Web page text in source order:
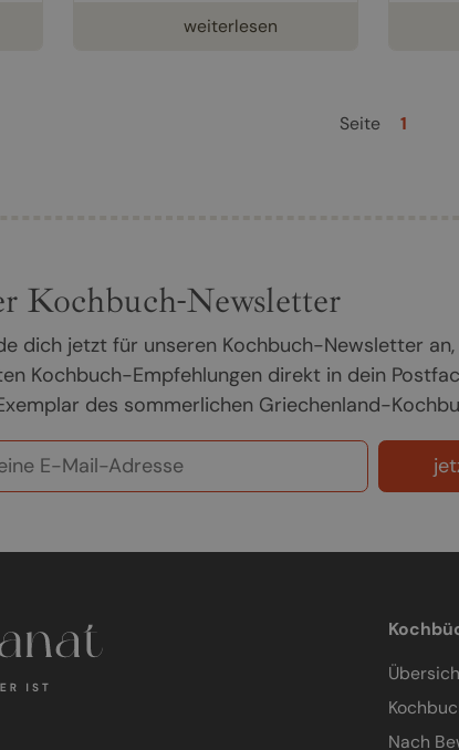
weiterlesen
Seite 1
Kochbuch-Newsletter
dich jetzt für unseren Kochbuch-Newsletter
Kochbuch-Empfehlungen direkt in dein
des sommerlichen Griechenland-
Nach